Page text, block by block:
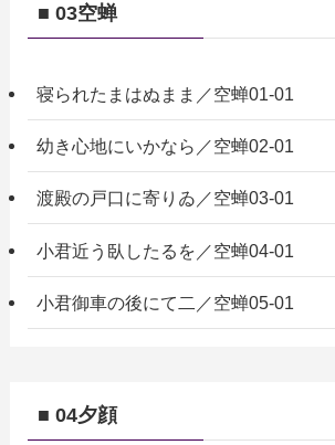
■ 03空蝉
寝られたまはぬまま／空蝉01-01
幼き心地にいかなら／空蝉02-01
渡殿の戸口に寄りゐ／空蝉03-01
小君近う臥したるを／空蝉04-01
小君御車の後にて二／空蝉05-01
■ 04夕顔